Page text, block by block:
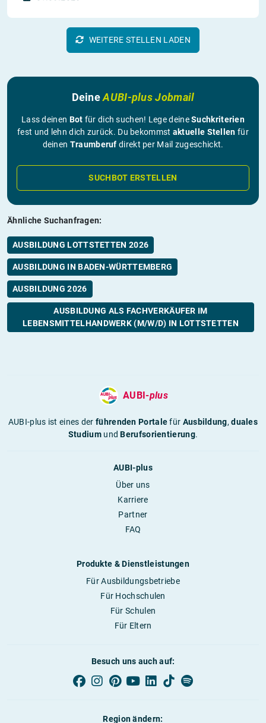
WEITERE STELLEN LADEN
DeineAUBI-plus Jobmail
Lass deinen Bot für dich suchen! Lege deineSuchkriterien
fest und lehn dich zurück. Du bekommst aktuelle Stellen für
deinen Traumberuf direkt per Mail zugeschickt.
SUCHBOT ERSTELLEN
Ähnliche Suchanfragen:
AUSBILDUNG LOTTSTETTEN 2026
AUSBILDUNG IN BADEN-WÜRTTEMBERG
AUSBILDUNG 2026
AUSBILDUNG ALS FACHVERKÄUFER IM
LEBENSMITTELHANDWERK (M/W/D) IN LOTTSTETTEN
AUBI-plus
AUBI-plus ist eines derführenden Portalefür Ausbildung,duales
StudiumundBerufsorientierung.
AUBI-plus
Über uns
Karriere
Partner
FAQ
Produkte & Dienstleistungen
Für Ausbildungsbetriebe
Für Hochschulen
Für Schulen
Für Eltern
Besuch uns auch auf:
Region ändern: